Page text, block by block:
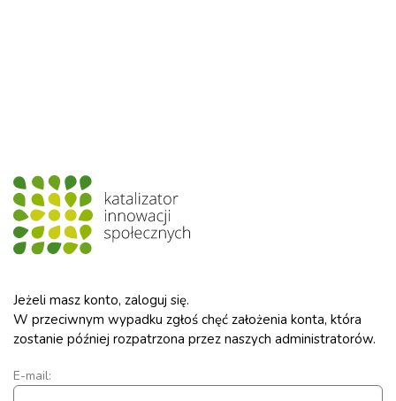
Jeżeli masz konto, zaloguj się.
W przeciwnym wypadku zgłoś chęć założenia konta, która
zostanie później rozpatrzona przez naszych administratorów.
E-mail: